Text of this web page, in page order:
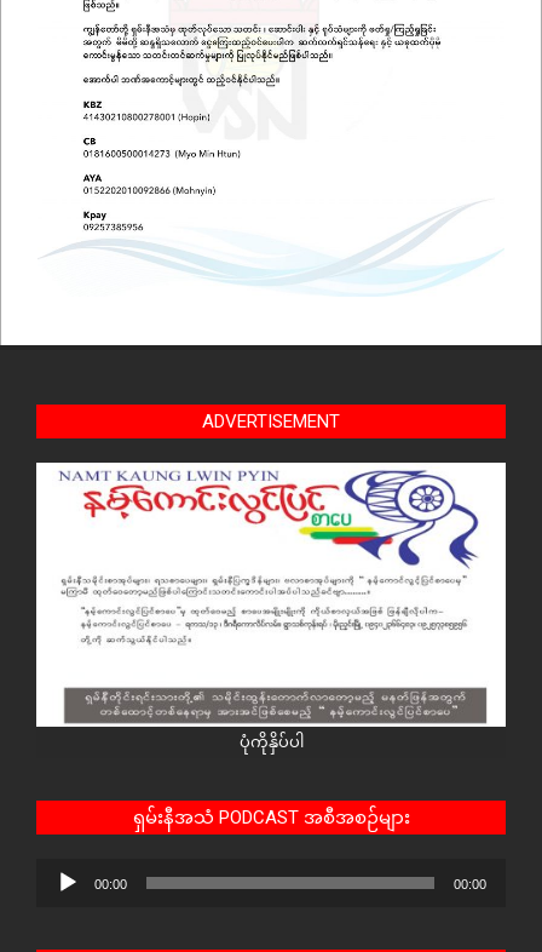
ADVERTISEMENT
ပုံကိုနှိပ်ပါ
ရှမ်းနီအသံ PODCAST အစီအစဉ်များ
Audio
00:00 00:00